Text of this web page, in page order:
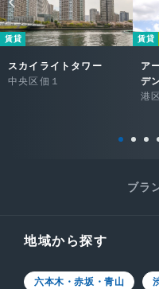
賃貸
スカイライトタワー
中央区佃１
賃貸
ア
デ
港
ブラ
地域から探す
六本木・赤坂・青山